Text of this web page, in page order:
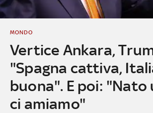
Vertice Ankara,
"Spagna cattiva,
buona". E poi: "Nato
ci amiamo"
MONDO